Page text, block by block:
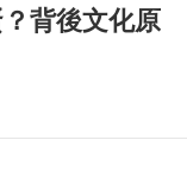
背後文化原